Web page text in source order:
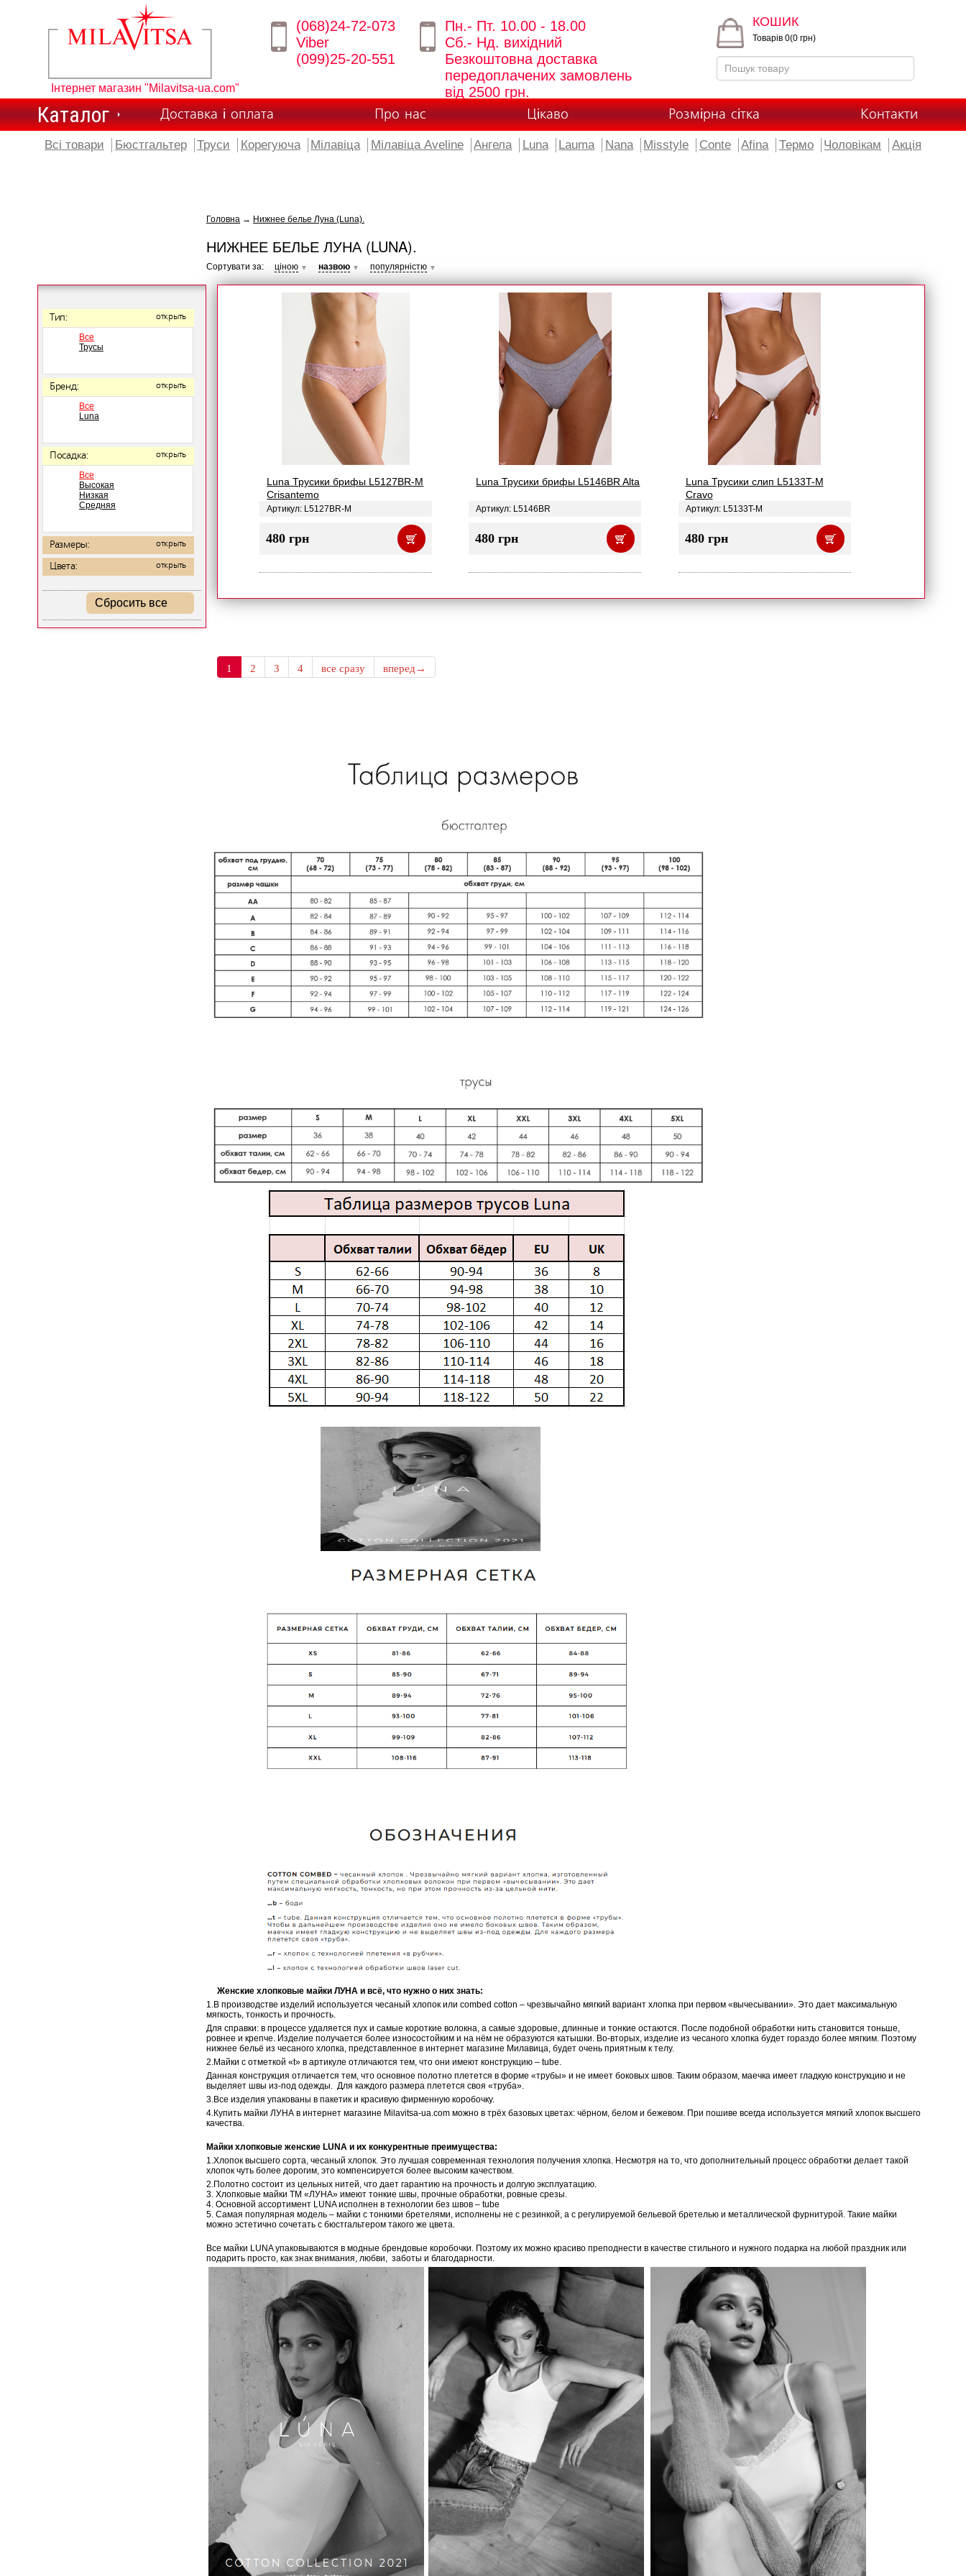
Інтернет магазин "Milavitsa-ua.com"
(068)24-72-073
Viber
(099)25-20-551
Пн.- Пт. 10.00 - 18.00
Сб.- Нд. вихідний
Безкоштовна доставка
передоплачених замовлень
від 2500 грн.
КОШИК
Товарів 0(0 грн)
Каталог Доставка і оплата Про нас Цікаво Розмірна сітка Контакти
Всі товари Бюстгальтер Труси Корегуюча Мілавіца Мілавіца Aveline Ангела Luna Lauma Nana Misstyle Conte Afina Термо Чоловікам Акція
Тип: открыть
Все
Трусы
Бренд: открыть
Все
Luna
Посадка: открыть
Все
Высокая
Низкая
Средняя
Размеры: открыть
Цвета: открыть
Сбросить все
Головна → Нижнее белье Луна (Luna).
НИЖНЕЕ БЕЛЬЕ ЛУНА (LUNA).
Сортувати за: ціною ▼ назвою ▼ популярністю ▼
Luna Трусики брифы L5127BR-M
Crisantemo
Артикул: L5127BR-M
480 грн
Luna Трусики брифы L5146BR Alta
Артикул: L5146BR
480 грн
Luna Трусики слип L5133T-M
Cravo
Артикул: L5133T-M
480 грн
1 2 3 4 все сразу вперед→
Женские хлопковые майки ЛУНА и всё, что нужно о них знать:
1.В производстве изделий используется чесаный хлопок или combed cotton – чрезвычайно мягкий вариант хлопка при первом «вычесывании». Это дает максимальную
мягкость, тонкость и прочность.
Для справки: в процессе удаляется пух и самые короткие волокна, а самые здоровые, длинные и тонкие остаются. После подобной обработки нить становится тоньше,
ровнее и крепче. Изделие получается более износостойким и на нём не образуются катышки. Во-вторых, изделие из чесаного хлопка будет гораздо более мягким. Поэтому
нижнее бельё из чесаного хлопка, представленное в интернет магазине Милавица, будет очень приятным к телу.
2.Майки с отметкой «t» в артикуле отличаются тем, что они имеют конструкцию – tube.
Данная конструкция отличается тем, что основное полотно плетется в форме «трубы» и не имеет боковых швов. Таким образом, маечка имеет гладкую конструкцию и не
выделяет швы из-под одежды. Для каждого размера плетется своя «труба».
3.Все изделия упакованы в пакетик и красивую фирменную коробочку.
4.Купить майки ЛУНА в интернет магазине Milavitsa-ua.com можно в трёх базовых цветах: чёрном, белом и бежевом. При пошиве всегда используется мягкий хлопок высшего
качества.
Майки хлопковые женские LUNA и их конкурентные преимущества:
1.Хлопок высшего сорта, чесаный хлопок. Это лучшая современная технология получения хлопка. Несмотря на то, что дополнительный процесс обработки делает такой
хлопок чуть более дорогим, это компенсируется более высоким качеством.
2.Полотно состоит из цельных нитей, что дает гарантию на прочность и долгую эксплуатацию.
3. Хлопковые майки ТМ «ЛУНА» имеют тонкие швы, прочные обработки, ровные срезы.
4. Основной ассортимент LUNA исполнен в технологии без швов – tube
5. Самая популярная модель – майки с тонкими бретелями, исполнены не с резинкой, а с регулируемой бельевой бретелью и металлической фурнитурой. Такие майки
можно эстетично сочетать с бюстгальтером такого же цвета.
Все майки LUNA упаковываются в модные брендовые коробочки. Поэтому их можно красиво преподнести в качестве стильного и нужного подарка на любой праздник или
подарить просто, как знак внимания, любви, заботы и благодарности.